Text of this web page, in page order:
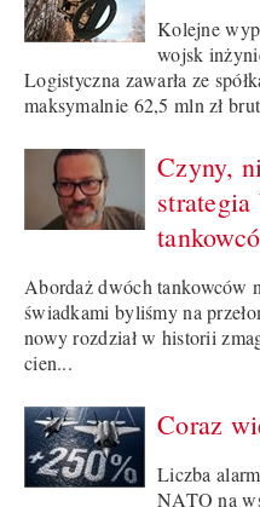
Kolejne
wojsk
Logistyczna zawarła ze
maksymalnie 62,5 mln zł
Czyny,
Abordaż dwóch tankowców
świadkami byliśmy na
nowy rozdział w historii
cien...
Coraz
Liczba
NATO na